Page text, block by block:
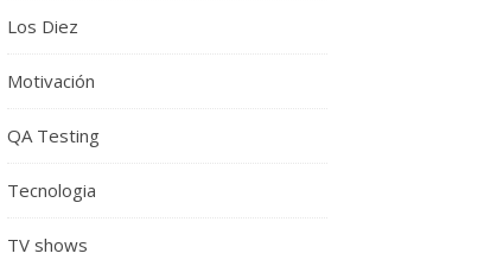
Los Diez
Motivación
QA Testing
Tecnologia
TV shows